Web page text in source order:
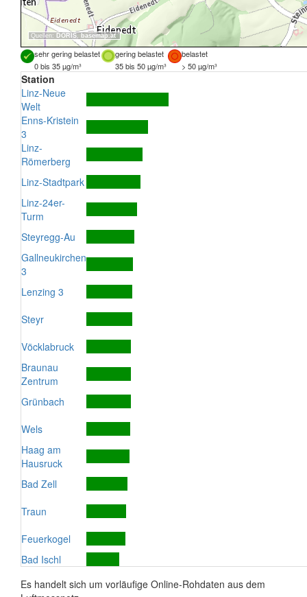
Quellen: DORIS, basemap.at
sehr gering belastet gering belastet
belastet
0 bis 35 µg/m³
35 bis 50 µg/m³ > 50 µg/m³
Station
Linz-Neue
Welt
Enns-Kristein
3
Linz-
Römerberg
Linz-Stadtpark
Linz-24er-
Turm
Steyregg-Au
Gallneukirchen
3
Lenzing 3
Steyr
Vöcklabruck
Braunau
Zentrum
Grünbach
Wels
Haag am
Hausruck
Bad Zell
Traun
Feuerkogel
Bad Ischl
Es handelt sich um vorläufige Online-Rohdaten aus dem